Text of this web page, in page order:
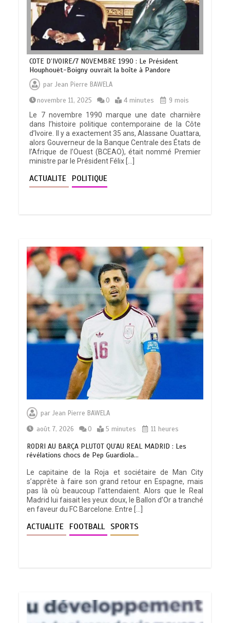
COTE D’IVOIRE/7 NOVEMBRE 1990 : Le Président
Houphouët-Boigny ouvrait la boîte à Pandore
parJean Pierre BAWELA
novembre 11, 2025
0 4 minutes
9 mois
Le 7 novembre 1990 marque une date charnière
dans l’histoire politique contemporaine de la Côte
d’Ivoire. Il y a exactement 35 ans, Alassane Ouattara,
alors Gouverneur de la Banque Centrale des États de
l’Afrique de l’Ouest (BCEAO), était nommé Premier
ministre par le Président Félix […]
ACTUALITE POLITIQUE
parJean Pierre BAWELA
août 7, 2026
0 5 minutes 11 heures
RODRI AU BARÇA PLUTOT QU’AU REAL MADRID : Les
révélations chocs de Pep Guardiola…
Le capitaine de la Roja et sociétaire de Man City
s’apprête à faire son grand retour en Espagne, mais
pas là où beaucoup l’attendaient. Alors que le Real
Madrid lui faisait les yeux doux, le Ballon d’Or a tranché
en faveur du FC Barcelone. Entre […]
ACTUALITE FOOTBALL SPORTS